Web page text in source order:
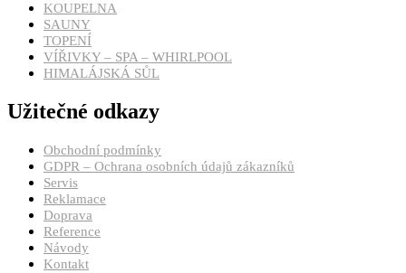
KOUPELNA
SAUNY
TOPENÍ
VÍŘIVKY – SPA – WHIRLPOOL
HIMALÁJSKÁ SŮL
Užitečné odkazy
Obchodní podmínky
GDPR – Ochrana osobních údajů zákazníků
Servis
Reklamace
Doprava
Reference
Návody
Kontakt